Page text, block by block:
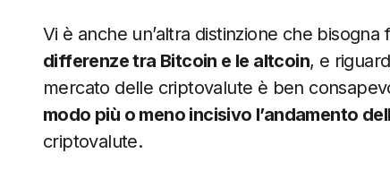
Vi è anche un’altra distinzione che
differenze tra Bitcoin e le altcoin, e
mercato delle criptovalute è ben
modo più o meno incisivo l’andamento
criptovalute.